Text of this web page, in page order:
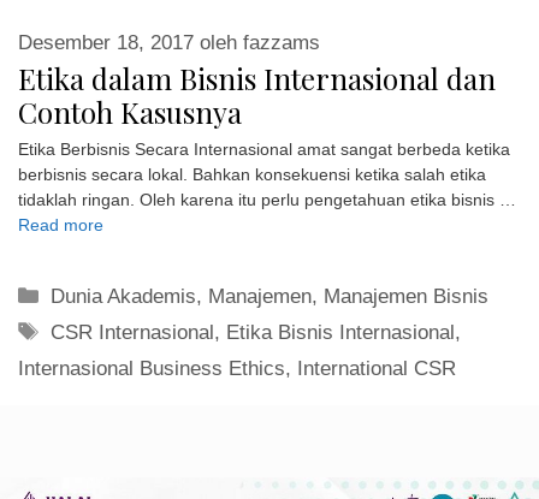
Etika dalam Bisnis Internasional dan
Contoh Kasusnya
Desember 18, 2017 oleh fazzams
Etika Berbisnis Secara Internasional amat sangat berbeda ketika
berbisnis secara lokal. Bahkan konsekuensi ketika salah etika
tidaklah ringan. Oleh karena itu perlu pengetahuan etika bisnis …
Read more
Kategori
Dunia Akademis, Manajemen, Manajemen Bisnis
Tag
CSR Internasional, Etika Bisnis Internasional,
Internasional Business Ethics, International CSR